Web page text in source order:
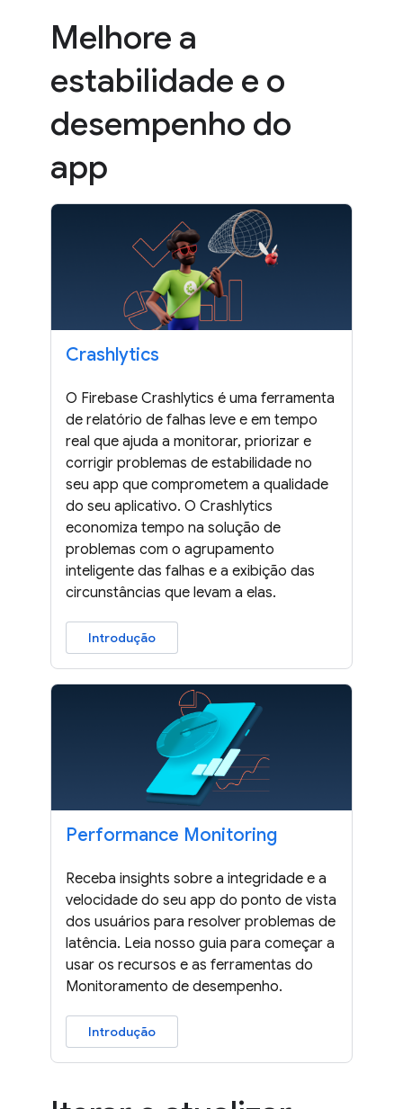
Melhore a
estabilidade e o
desempenho do
app
Crashlytics
O Firebase Crashlytics é uma ferramenta
de relatório de falhas leve e em tempo
real que ajuda a monitorar, priorizar e
corrigir problemas de estabilidade no
seu app que comprometem a qualidade
do seu aplicativo. O Crashlytics
economiza tempo na solução de
problemas com o agrupamento
inteligente das falhas e a exibição das
circunstâncias que levam a elas.
Introdução
Performance Monitoring
Receba insights sobre a integridade e a
velocidade do seu app do ponto de vista
dos usuários para resolver problemas de
latência. Leia nosso guia para começar a
usar os recursos e as ferramentas do
Monitoramento de desempenho.
Introdução